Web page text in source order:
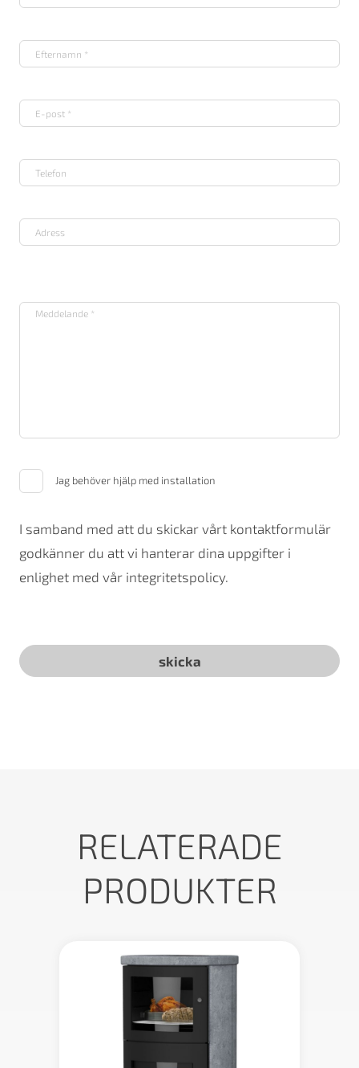
Jag behöver hjälp med installation
I samband med att du skickar vårt kontaktformulär
godkänner du att vi hanterar dina uppgifter i
enlighet med vår integritetspolicy.
RELATERADE
PRODUKTER